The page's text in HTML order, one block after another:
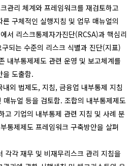
관리 체계와 프레임워크를 재검토하고
구체적인 실행지침 및 업무 매뉴얼의
서 리스크통제자가진단(RCSA)과 핵심리
되는 수준의 리스크 식별과 진단(지표)
내부통제제도 관련 운영 및 보고체계를
을 도출함.
외 법제도, 지침, 금융업 내부통제 지침
뉴얼 등을 검토함. 조합의 내부통제제도
고 기업의 내부통제 관련 지침 및 사례 분
통제제도 프레임워크 구축방안을 살펴
각각 재무 및 비재무리스크 관리 지침을